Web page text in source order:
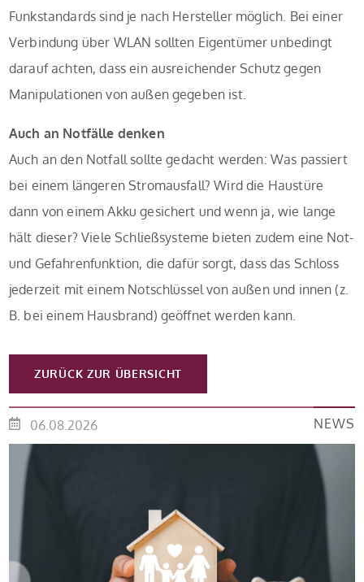
Funkstandards sind je nach Hersteller möglich. Bei einer
Verbindung über WLAN sollten Eigentümer unbedingt
darauf achten, dass ein ausreichender Schutz gegen
Manipulationen von außen gegeben ist.
Auch an Notfälle denken
Auch an den Notfall sollte gedacht werden: Was passiert
bei einem längeren Stromausfall? Wird die Haustüre
dann von einem Akku gesichert und wenn ja, wie lange
hält dieser? Viele Schließsysteme bieten zudem eine Not-
und Gefahrenfunktion, die dafür sorgt, dass das Schloss
jederzeit mit einem Notschlüssel von außen und innen (z.
B. bei einem Hausbrand) geöffnet werden kann.
ZURÜCK ZUR ÜBERSICHT
06.08.2026 NEWS